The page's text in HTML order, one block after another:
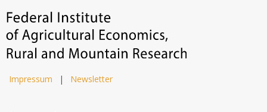
Impressum | Newsletter